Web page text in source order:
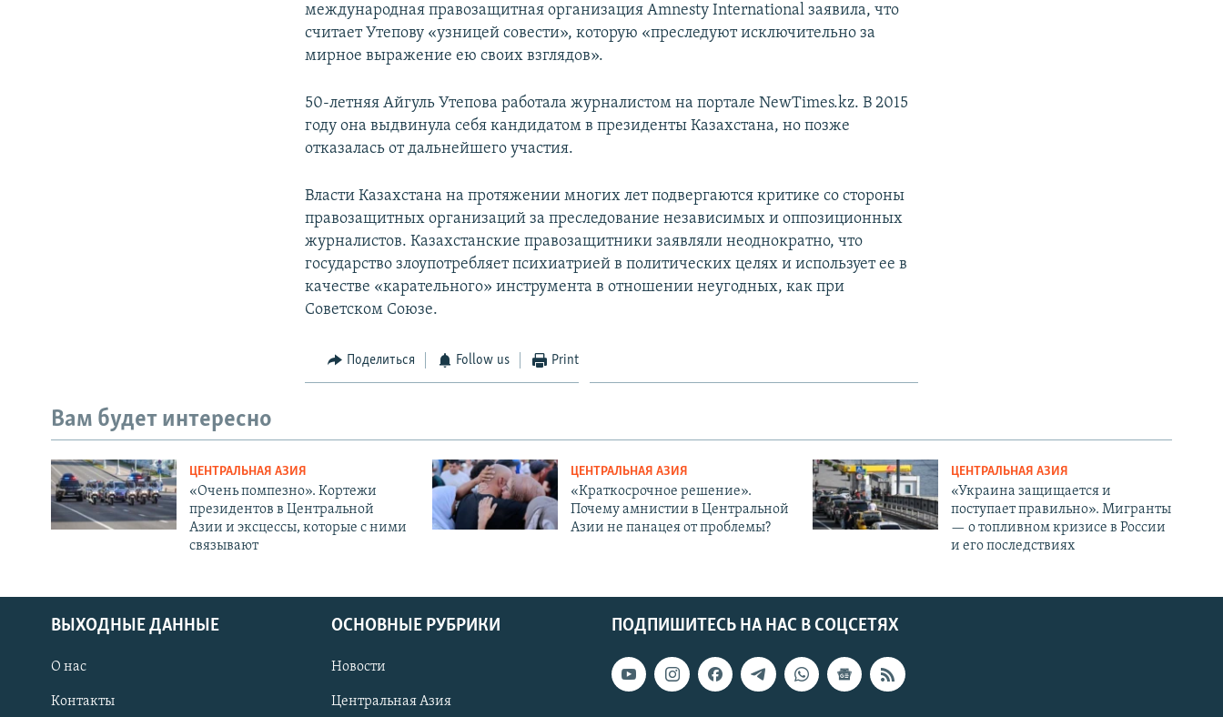
международная правозащитная организация Amnesty International заявила, что
считает Утепову «узницей совести», которую «преследуют исключительно за
мирное выражение ею своих взглядов».
50-летняя Айгуль Утепова работала журналистом на портале NewTimes.kz. В 2015
году она выдвинула себя кандидатом в президенты Казахстана, но позже
отказалась от дальнейшего участия.
Власти Казахстана на протяжении многих лет подвергаются критике со стороны
правозащитных организаций за преследование независимых и оппозиционных
журналистов. Казахстанские правозащитники заявляли неоднократно, что
государство злоупотребляет психиатрией в политических целях и использует ее в
качестве «карательного» инструмента в отношении неугодных, как при
Советском Союзе.
Поделиться Follow us Print
Вам будет интересно
ЦЕНТРАЛЬНАЯ АЗИЯ
«Очень помпезно». Кортежи
президентов в Центральной
Азии и эксцессы, которые с ними
связывают
ЦЕНТРАЛЬНАЯ АЗИЯ
«Краткосрочное решение».
Почему амнистии в Центральной
Азии не панацея от проблемы?
ЦЕНТРАЛЬНАЯ АЗИЯ
«Украина защищается и
поступает правильно». Мигранты
— о топливном кризисе в России
и его последствиях
ПОДПИШИТЕСЬ НА НАС В СОЦСЕТЯХ
ВЫХОДНЫЕ ДАННЫЕ
О нас
Контакты
ОСНОВНЫЕ РУБРИКИ
Новости
Центральная Азия